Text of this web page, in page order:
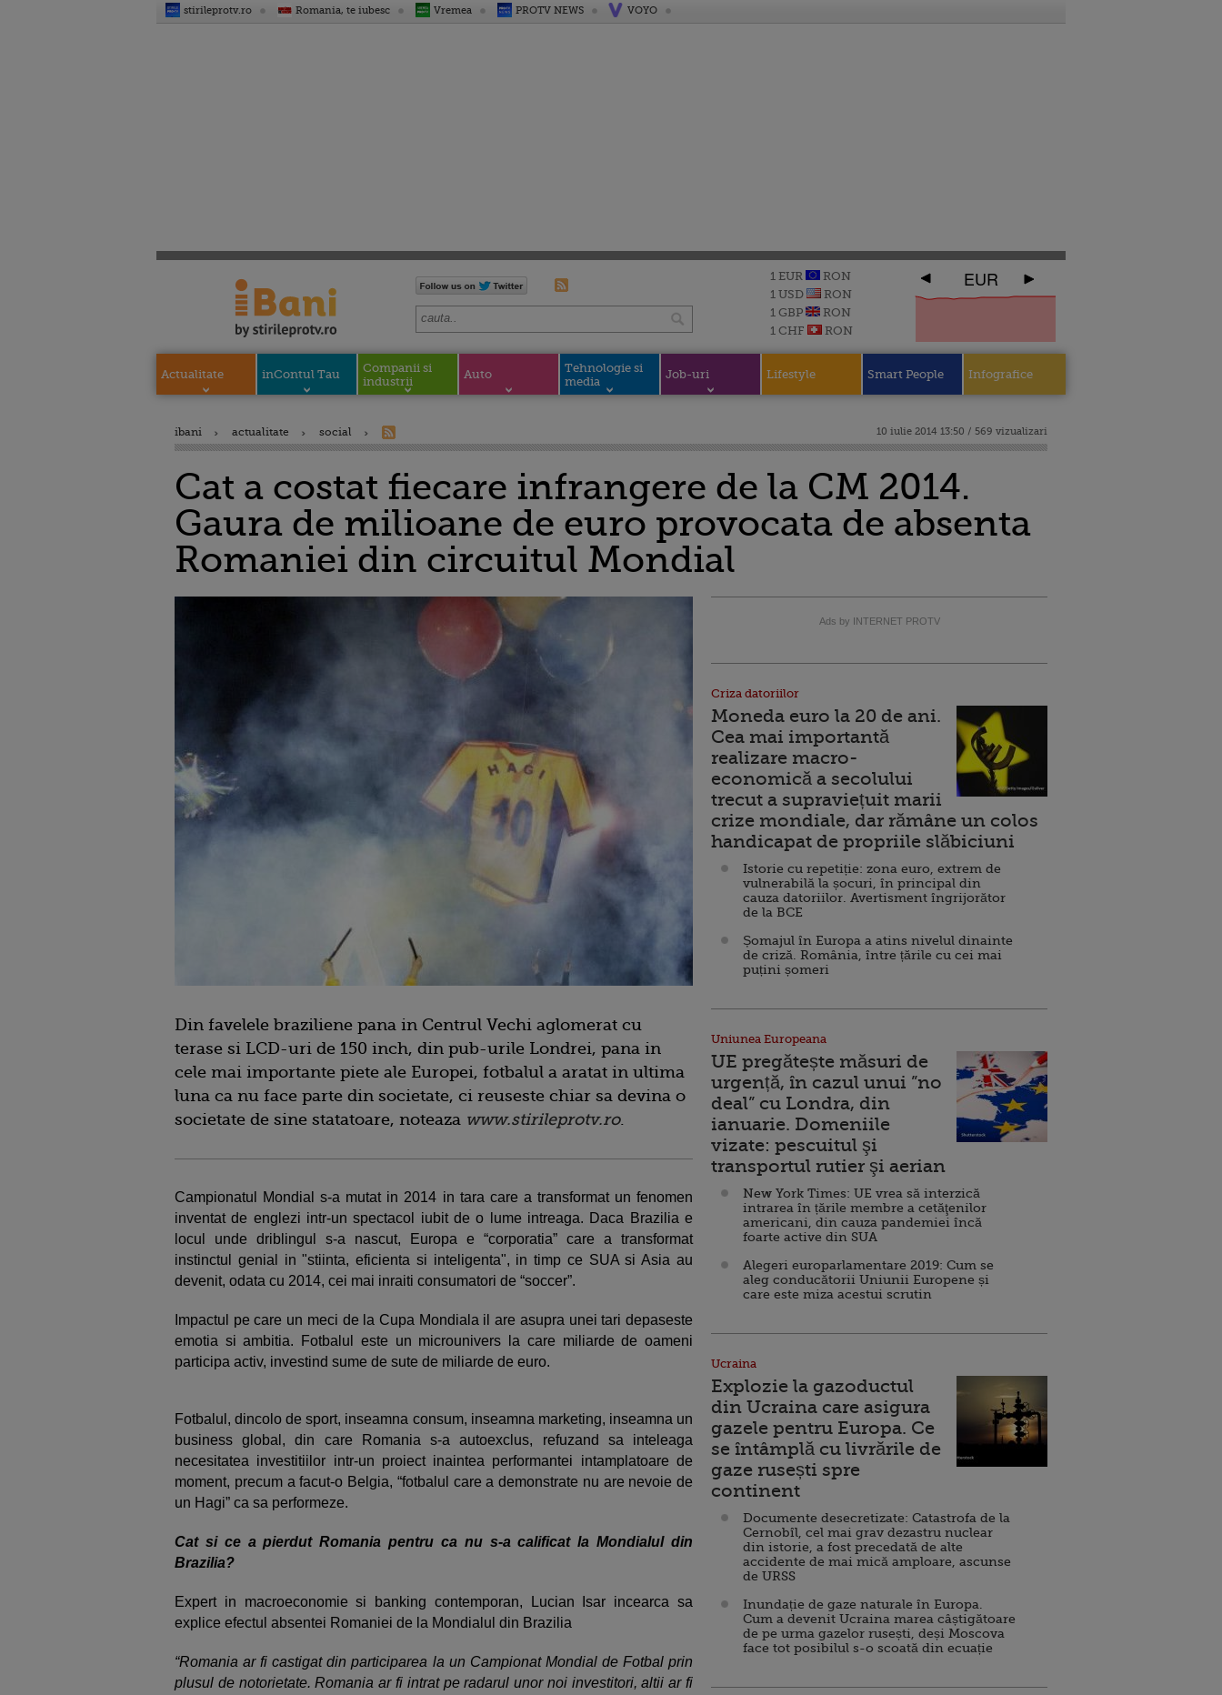
stirileprotv.ro Romania, te iubesc Vremea PROTV NEWS VOYO
1 EUR
RON
1 USD
RON
1 GBP
RON
1 CHF
RON
EUR
Actualitate inContul Tau
Companii si
industrii
Auto
Tehnologie si
media
Job-uri Lifestyle Smart People Infografice
ibani actualitate social 10 iulie 2014 13:50 / 569 vizualizari
Cat a costat fiecare infrangere de la CM 2014.
Gaura de milioane de euro provocata de absenta
Romaniei din circuitul Mondial
Din favelele braziliene pana in Centrul Vechi aglomerat cu
terase si LCD-uri de 150 inch, din pub-urile Londrei, pana in
cele mai importante piete ale Europei, fotbalul a aratat in ultima
luna ca nu face parte din societate, ci reuseste chiar sa devina o
societate de sine statatoare, noteaza www.stirileprotv.ro.
Campionatul Mondial s-a mutat in 2014 in tara care a transformat un fenomen
inventat de englezi intr-un spectacol iubit de o lume intreaga. Daca Brazilia e
locul unde driblingul s-a nascut, Europa e “corporatia” care a transformat
instinctul genial in "stiinta, eficienta si inteligenta", in timp ce SUA si Asia au
devenit, odata cu 2014, cei mai inraiti consumatori de “soccer”.
Impactul pe care un meci de la Cupa Mondiala il are asupra unei tari depaseste
emotia si ambitia. Fotbalul este un microunivers la care miliarde de oameni
participa activ, investind sume de sute de miliarde de euro.
Fotbalul, dincolo de sport, inseamna consum, inseamna marketing, inseamna un
business global, din care Romania s-a autoexclus, refuzand sa inteleaga
necesitatea investitiilor intr-un proiect inaintea performantei intamplatoare de
moment, precum a facut-o Belgia, “fotbalul care a demonstrate nu are nevoie de
un Hagi” ca sa performeze.
Cat si ce a pierdut Romania pentru ca nu s-a calificat la Mondialul din
Brazilia?
Expert in macroeconomie si banking contemporan, Lucian Isar incearca sa
explice efectul absentei Romaniei de la Mondialul din Brazilia
“Romania ar fi castigat din participarea la un Campionat Mondial de Fotbal prin
plusul de notorietate. Romania ar fi intrat pe radarul unor noi investitori, altii ar fi
Ads by INTERNET PROTV
Criza datoriilor
Moneda euro la 20 de ani.
Cea mai importantă
realizare macro-
economică a secolului
trecut a supraviețuit marii
crize mondiale, dar rămâne un colos
handicapat de propriile slăbiciuni
Istorie cu repetiție: zona euro, extrem de
vulnerabilă la șocuri, în principal din
cauza datoriilor. Avertisment îngrijorător
de la BCE
Șomajul în Europa a atins nivelul dinainte
de criză. România, între țările cu cei mai
puțini șomeri
Uniunea Europeana
UE pregătește măsuri de
urgență, în cazul unui ”no
deal” cu Londra, din
ianuarie. Domeniile
vizate: pescuitul şi
transportul rutier şi aerian
New York Times: UE vrea să interzică
intrarea în țările membre a cetăţenilor
americani, din cauza pandemiei încă
foarte active din SUA
Alegeri europarlamentare 2019: Cum se
aleg conducătorii Uniunii Europene și
care este miza acestui scrutin
Ucraina
Explozie la gazoductul
din Ucraina care asigura
gazele pentru Europa. Ce
se întâmplă cu livrările de
gaze rusești spre
continent
Documente desecretizate: Catastrofa de la
Cernobîl, cel mai grav dezastru nuclear
din istorie, a fost precedată de alte
accidente de mai mică amploare, ascunse
de URSS
Inundație de gaze naturale în Europa.
Cum a devenit Ucraina marea câștigătoare
de pe urma gazelor rusești, deși Moscova
face tot posibilul s-o scoată din ecuație